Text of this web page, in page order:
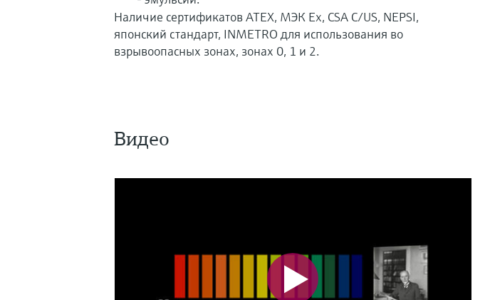
Наличие сертификатов ATEX, МЭК Ex, CSA C/US, NEPSI,
японский стандарт, INMETRO для использования во
взрывоопасных зонах, зонах 0, 1 и 2.
Видео